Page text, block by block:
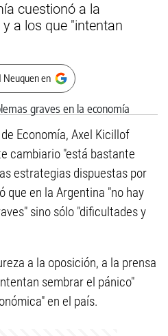
cuestionó a la
a los que "intentan
Neuquen en
Economía, Axel Kicillof
cambiario "está bastante
estrategias dispuestas por
que en la Argentina "no hay
sino sólo "dificultades y
a la oposición, a la prensa
sembrar el pánico"
en el país.